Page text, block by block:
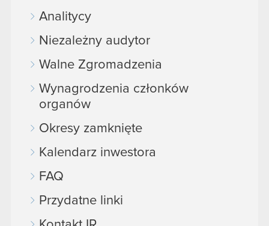
Analitycy
Niezależny audytor
Walne Zgromadzenia
Wynagrodzenia członków
organów
Okresy zamknięte
Kalendarz inwestora
FAQ
Przydatne linki